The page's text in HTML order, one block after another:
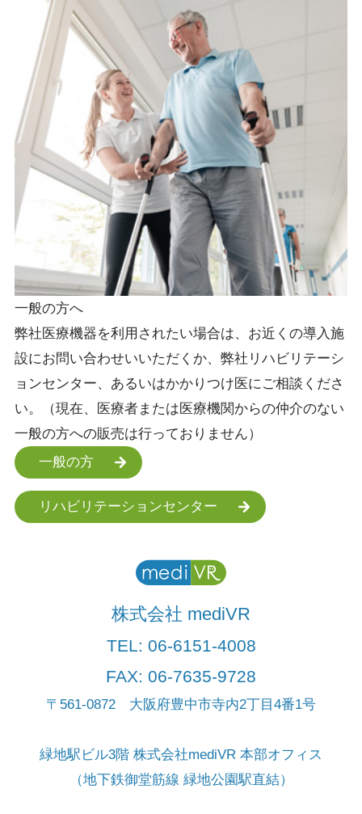
一般の方へ
弊社医療機器を利用されたい場合は、お近くの導入施
設にお問い合わせいいただくか、弊社リハビリテーシ
ョンセンター、あるいはかかりつけ医にご相談くださ
い。（現在、医療者または医療機関からの仲介のない
一般の方への販売は行っておりません）
一般の方
リハビリテーションセンター
株式会社 mediVR
TEL: 06-6151-4008
FAX: 06-7635-9728
〒561-0872 大阪府豊中市寺内2丁目4番1号
緑地駅ビル3階 株式会社mediVR 本部オフィス
（地下鉄御堂筋線 緑地公園駅直結）